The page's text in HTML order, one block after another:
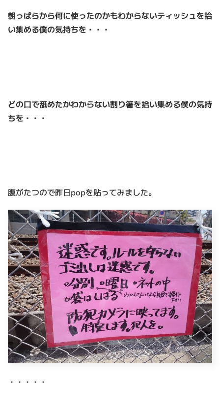
朝っぱらから何に使ったのかもわからないティッシュを拾
い集める僕の気持ちを・・・
どの口で舐めたかわからない割り箸を拾い集める僕の気持
ちを・・・
腹がたつので昨日popを貼ってみました。
・・・・・